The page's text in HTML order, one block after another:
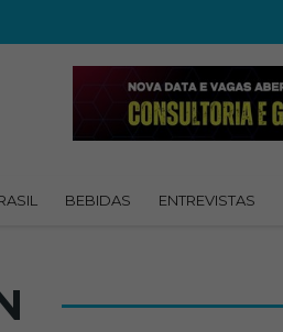
BEBIDAS ENTREVISTAS